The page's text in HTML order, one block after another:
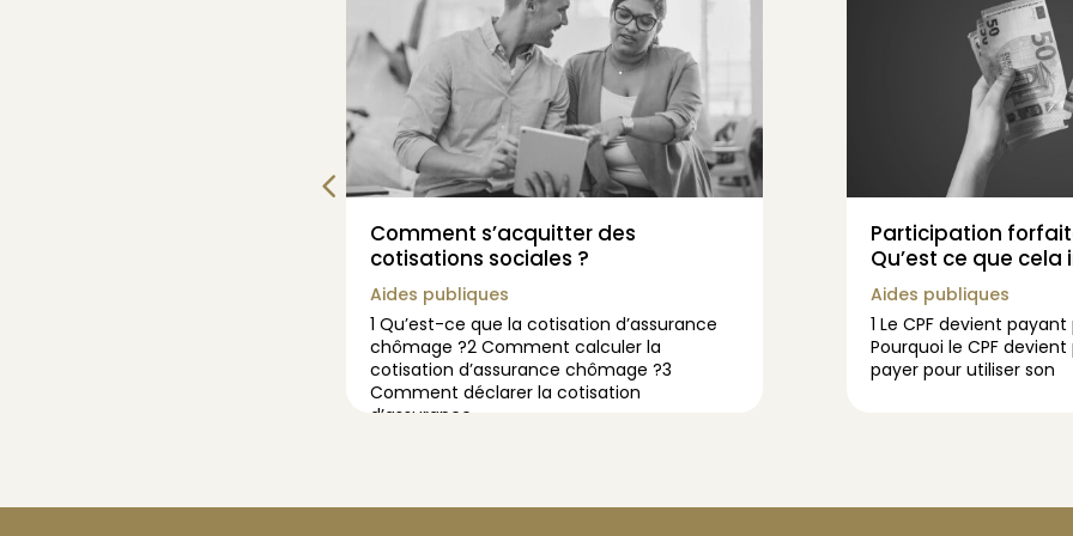
Comment s’acquitter des
cotisations sociales ?
Aides publiques
1 Qu’est-ce que la cotisation d’assurance
chômage ?2 Comment calculer la
cotisation d’assurance chômage ?3
Comment déclarer la cotisation
d’assurance
Participation
Qu’est ce que cela
Aides publiques
1 Le CPF devient
Pourquoi le CPF
payer pour utiliser son